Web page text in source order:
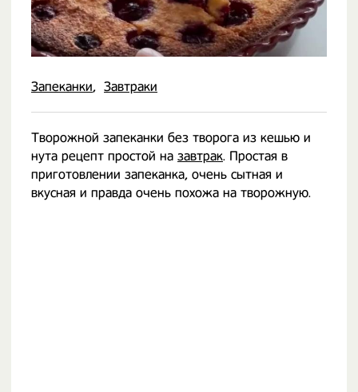
Запеканки Завтраки
Творожной запеканки без творога из кешью и
нута рецепт простой на завтрак. Простая в
приготовлении запеканка, очень сытная и
вкусная и правда очень похожа на творожную.